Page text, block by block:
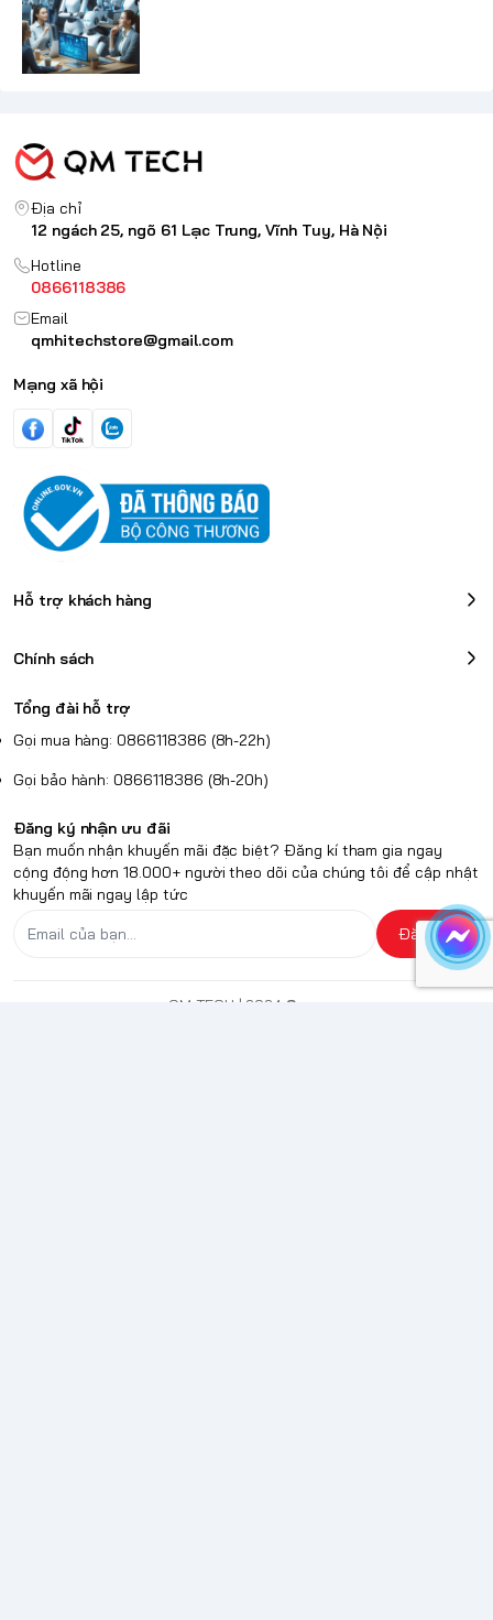
Địa chỉ
12 ngách 25, ngõ 61 Lạc Trung, Vĩnh Tuy, Hà Nội
Hotline
0866118386
Email
qmhitechstore@gmail.com
Mạng xã hội
Hỗ trợ khách hàng
Chính sách
Tổng đài hỗ trợ
Gọi mua hàng: 0866118386 (8h-22h)
Gọi bảo hành: 0866118386 (8h-20h)
Đăng ký nhận ưu đãi
Bạn muốn nhận khuyến mãi đặc biệt? Đăng kí tham gia ngay
cộng động hơn 18.000+ người theo dõi của chúng tôi để cập nhật
khuyến mãi ngay lập tức
Đăng ký
QM TECH | 2024 Sapo